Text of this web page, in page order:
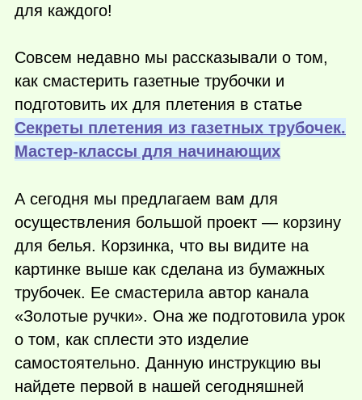
для каждого!
Совсем недавно мы рассказывали о том,
как смастерить газетные трубочки и
подготовить их для плетения в статье
Секреты плетения из газетных трубочек.
Мастер-классы для начинающих
А сегодня мы предлагаем вам для
осуществления большой проект — корзину
для белья. Корзинка, что вы видите на
картинке выше как сделана из бумажных
трубочек. Ее смастерила автор канала
«Золотые ручки». Она же подготовила урок
о том, как сплести это изделие
самостоятельно. Данную инструкцию вы
найдете первой в нашей сегодняшней